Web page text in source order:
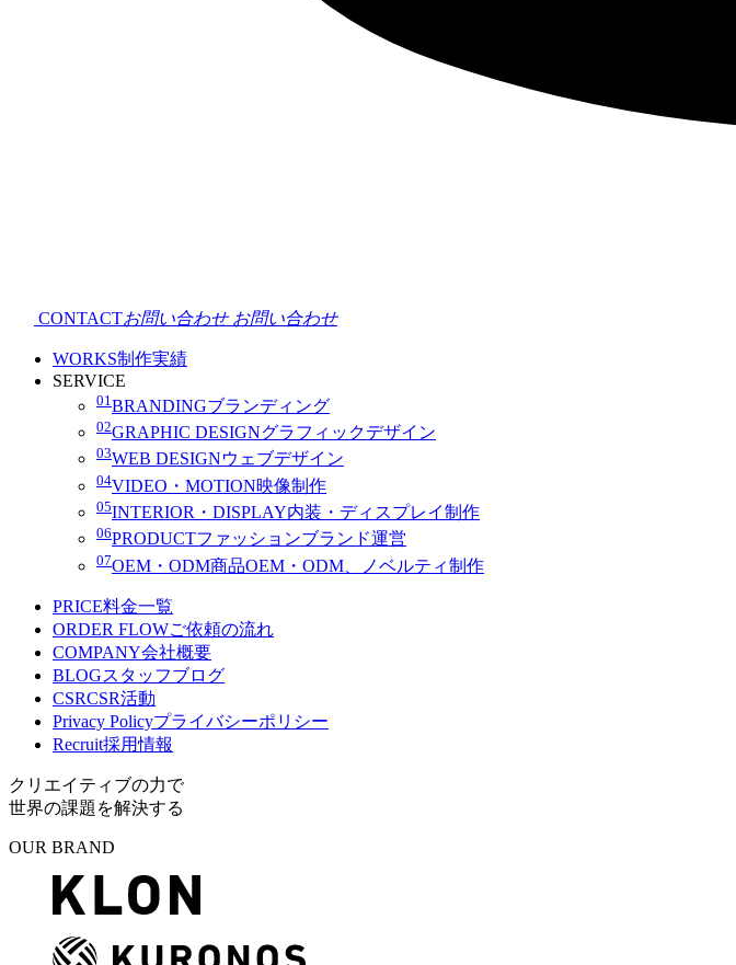
CONTACTお問い合わせ お問い合わせ
WORKS制作実績
SERVICE
01 BRANDINGブランディング
02GRAPHIC DESIGNグラフィックデザイン
03WEB DESIGNウェブデザイン
04VIDEO・MOTION映像制作
05INTERIOR・DISPLAY内装・ディスプレイ制作
06PRODUCTファッションブランド運営
07OEM・ODM商品OEM・ODM、ノベルティ制作
PRICE料金一覧
ORDER FLOWご依頼の流れ
COMPANY会社概要
BLOGスタッフブログ
CSRCSR活動
Privacy Policyプライバシーポリシー
Recruit採用情報
クリエイティブの力で
世界の課題を解決する
OUR BRAND